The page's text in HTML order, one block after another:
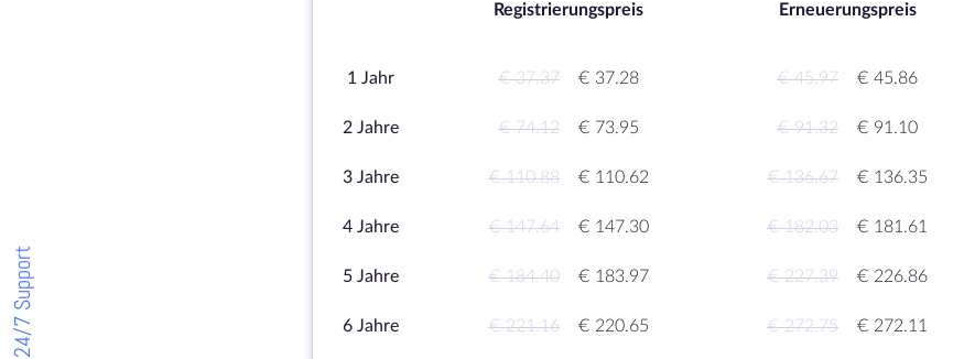
24/7 Support
Registrierungspreis Erneuerungspreis
1 Jahr € 37.37 € 37.28 € 45.97 € 45.86
2 Jahre € 74.12 € 73.95 € 91.32 € 91.10
3 Jahre € 110.88 € 110.62 € 136.67 € 136.35
4 Jahre € 147.64 € 147.30 € 182.03 € 181.61
5 Jahre € 184.40 € 183.97 € 227.39 € 226.86
6 Jahre € 221.16 € 220.65 € 272.75 € 272.11